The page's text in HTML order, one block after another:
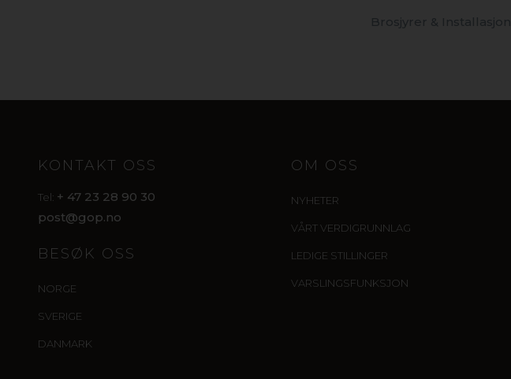
Brosjyrer & Installasjon
KONTAKT OSS
Tel: + 47 23 28 90 30
post@gop.no
BESØK OSS
NORGE
SVERIGE
DANMARK
OM OSS
NYHETER
VÅRT VERDIGRUNNLAG
LEDIGE STILLINGER
VARSLINGSFUNKSJON